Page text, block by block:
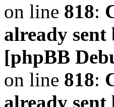
on line 818:
already
[phpBB
on line 818:
already